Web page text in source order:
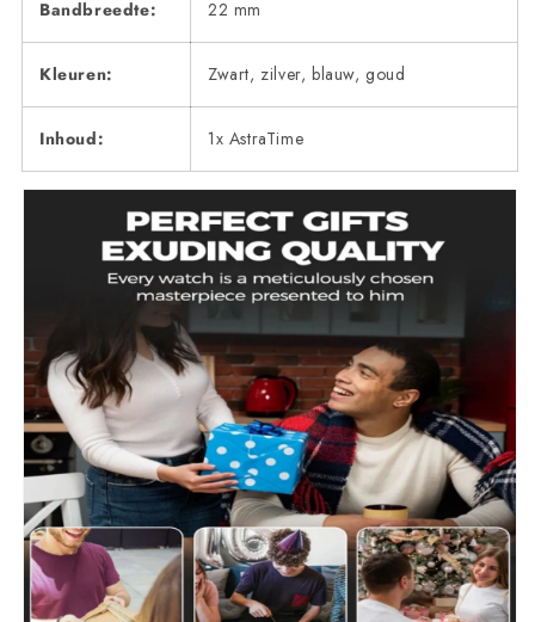
Bandbreedte: 22 mm
Kleuren: Zwart, zilver, blauw, goud
Inhoud: 1x AstraTime